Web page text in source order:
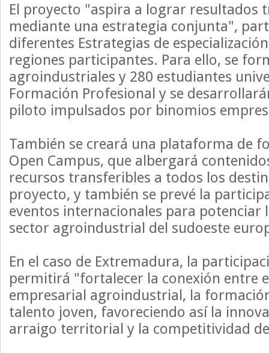
El proyecto "aspira a lograr resultados
mediante una estrategia conjunta",
diferentes Estrategias de
regiones participantes. Para ello, se
agroindustriales y 280 estudiantes
Formación Profesional y se
piloto impulsados por binomios
También se creará una plataforma de
Open Campus, que albergará
recursos transferibles a todos los
proyecto, y también se prevé la
eventos internacionales para potenciar
sector agroindustrial del sudoeste
En el caso de Extremadura, la
permitirá "fortalecer la conexión entre
empresarial agroindustrial, la
talento joven, favoreciendo así la
arraigo territorial y la competitividad